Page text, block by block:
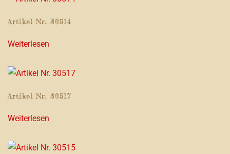
Artikel Nr. 30514
Weiterlesen
Artikel Nr. 30517
Weiterlesen